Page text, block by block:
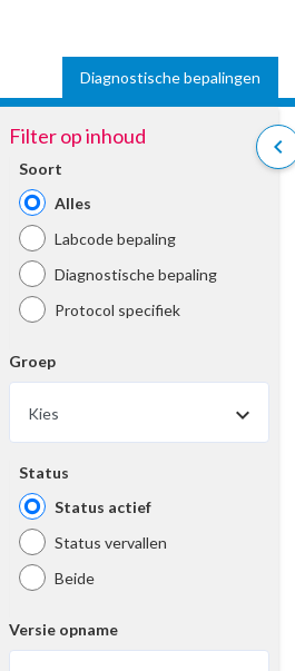
Diagnostische bepalingen
chevron_left
Filter op inhoud
Soort
Alles
Labcode bepaling
Diagnostische bepaling
Protocol specifiek
Groep
Kies
Status
Status actief
Status vervallen
Beide
Versie opname